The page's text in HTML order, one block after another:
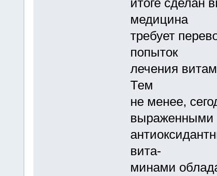
итоге сделан
медицина
требует
попыток
лечения
Тем
не менее,
выраженными
вита-
минами